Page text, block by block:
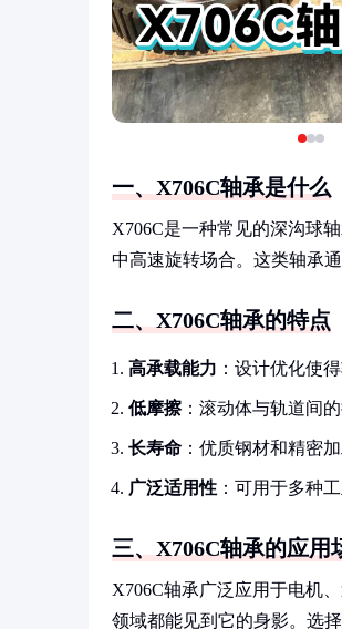
一、X706C轴承是什么
X706C是一种常见的深沟球
中高速旋转场合。这类轴承
二、X706C轴承的特点
高承载能力 ：设计优化使
低摩擦：滚动体与轨道间
长寿命 ：优质钢材和精密
广泛适用性 ：可用于多种
三、X706C轴承的应用
X706C轴承广泛应用于电机
领域都能见到它的身影。选